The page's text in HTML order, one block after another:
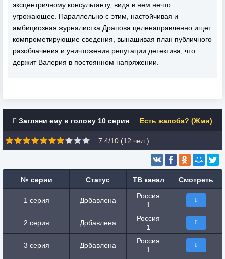
эксцентричному консультанту, видя в нем нечто
угрожающее. Параллельно с этим, настойчивая и
амбициозная журналистка Драпова целенаправленно ищет
компрометирующие сведения, вынашивая план публичного
разоблачения и уничтожения репутации детектива, что
держит Валерия в постоянном напряжении.
Загляни ему в голову 10 серия Есть жалоба? (Жми)
7.4/10 (12 чел.)
№ серии Статус ТВ канал Смотреть
1 серия Добавлена
Россия
1
2 серия Добавлена
Россия
1
3 серия Добавлена
Россия
1